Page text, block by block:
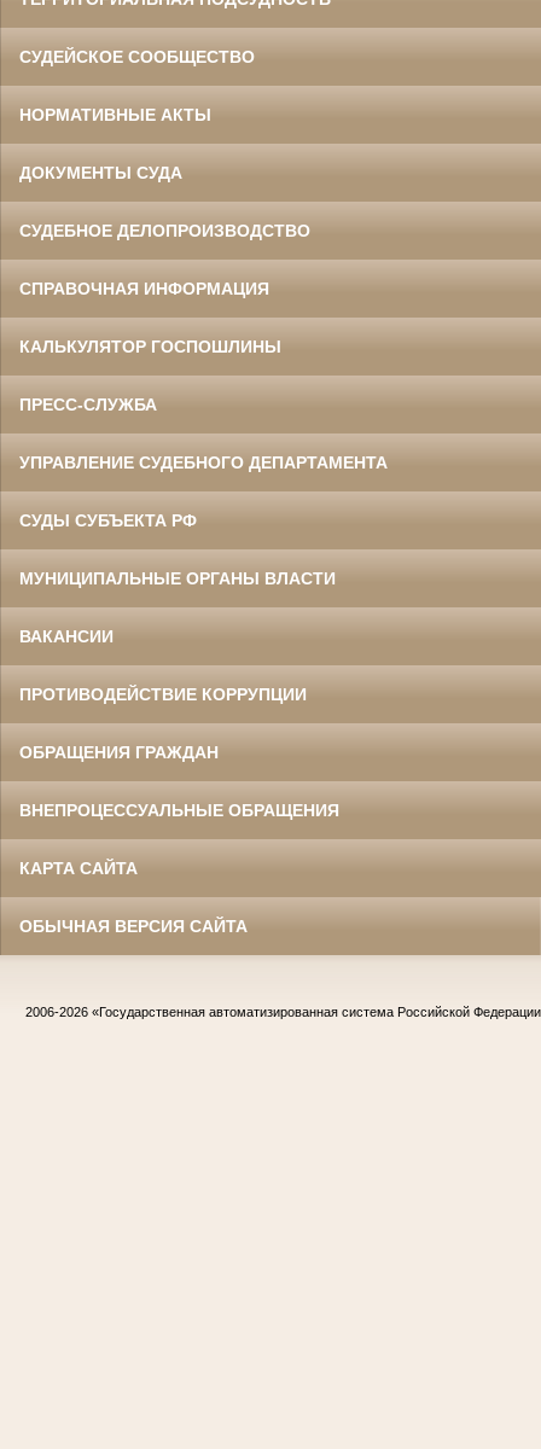
СУДЕЙСКОЕ СООБЩЕСТВО
НОРМАТИВНЫЕ АКТЫ
ДОКУМЕНТЫ СУДА
СУДЕБНОЕ ДЕЛОПРОИЗВОДСТВО
СПРАВОЧНАЯ ИНФОРМАЦИЯ
КАЛЬКУЛЯТОР ГОСПОШЛИНЫ
ПРЕСС-СЛУЖБА
УПРАВЛЕНИЕ СУДЕБНОГО ДЕПАРТАМЕНТА
СУДЫ СУБЪЕКТА РФ
МУНИЦИПАЛЬНЫЕ ОРГАНЫ ВЛАСТИ
ВАКАНСИИ
ПРОТИВОДЕЙСТВИЕ КОРРУПЦИИ
ОБРАЩЕНИЯ ГРАЖДАН
ВНЕПРОЦЕССУАЛЬНЫЕ ОБРАЩЕНИЯ
КАРТА САЙТА
ОБЫЧНАЯ ВЕРСИЯ САЙТА
2006-2026 «Государственная автоматизированная система Российской